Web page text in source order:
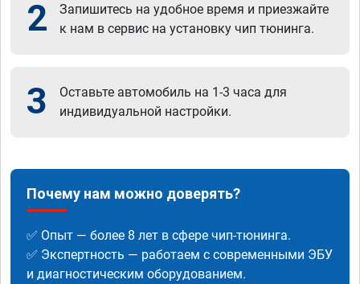
2
Запишитесь на удобное время и приезжайте
к нам в сервис на установку чип тюнинга.
3
Оставьте автомобиль на 1-3 часа для
индивидуальной настройки.
Почему нам можно доверять?
✅ Опыт — более 8 лет в сфере чип-тюнинга.
✅ Экспертность — работаем с современными ЭБУ
и диагностическим оборудованием.